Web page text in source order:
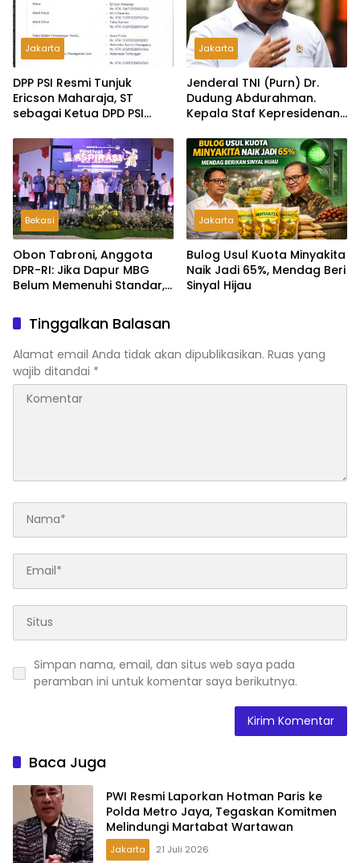
Jakarta
DPP PSI Resmi Tunjuk
Ericson Maharaja, ST
sebagai Ketua DPD PSI
Jakarta
Jenderal TNI (Purn) Dr.
Dudung Abdurahman.
Kepala Staf Kepresidenan
MBG: Tak Sesuai Aturan di
Lapangan, Akan Dibabat
Bekasi
Obon Tabroni, Anggota
DPR-RI: Jika Dapur MBG
Belum Memenuhi Standar,
Ditutup
Jakarta
Bulog Usul Kuota Minyakita
Naik Jadi 65%, Mendag Beri
Sinyal Hijau
Tinggalkan Balasan
Alamat email Anda tidak akan dipublikasikan. Ruas yang
wajib ditandai *
Simpan nama, email, dan situs web saya pada
peramban ini untuk komentar saya berikutnya.
Baca Juga
PWI Resmi Laporkan Hotman Paris ke
Polda Metro Jaya, Tegaskan Komitmen
Melindungi Martabat Wartawan
Jakarta 21 Juli 2026